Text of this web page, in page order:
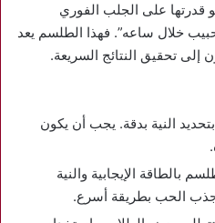
قدرتها على الجلب الفوري
خلال ساعه”. فهذا الطلسم يعد
إلى تحقيق النتائج السريعة.
بتحديد النية بدقة. يجب أن يكون
بالطاقة الإيجابية والنية
الحب بطريقة أسرع.